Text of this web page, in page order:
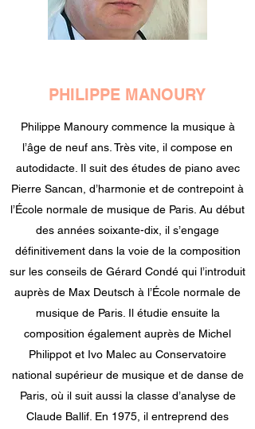
PHILIPPE MANOURY
Philippe Manoury commence la musique à
l’âge de neuf ans. Très vite, il compose en
autodidacte. Il suit des études de piano avec
Pierre Sancan, d’harmonie et de contrepoint à
l’École normale de musique de Paris. Au début
des années soixante-dix, il s’engage
définitivement dans la voie de la composition
sur les conseils de Gérard Condé qui l’introduit
auprès de Max Deutsch à l’École normale de
musique de Paris. Il étudie ensuite la
composition également auprès de Michel
Philippot et Ivo Malec au Conservatoire
national supérieur de musique et de danse de
Paris, où il suit aussi la classe d’analyse de
Claude Ballif. En 1975, il entreprend des